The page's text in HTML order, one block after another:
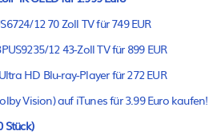
12 70 Zoll TV für 749 EUR
12 43-Zoll TV für 899 EUR
HD Blu-ray-Player für 272 EUR
Vision) auf iTunes für 3.99 Euro kaufen!
Stück)